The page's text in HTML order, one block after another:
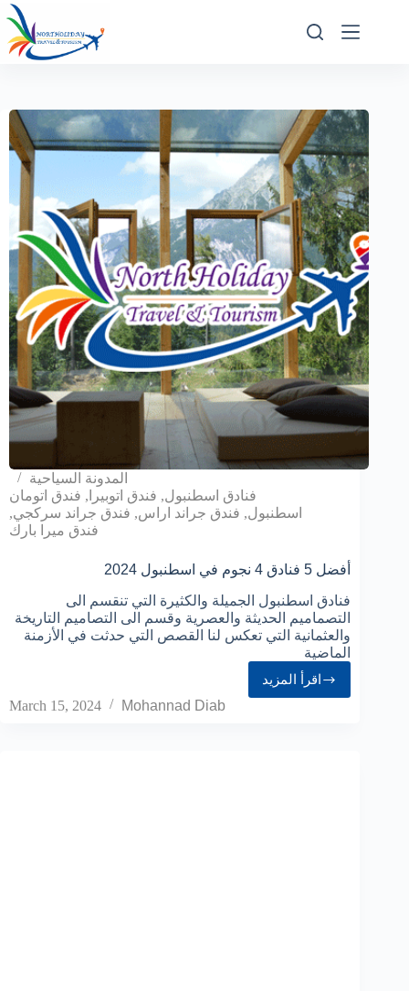
المدونة السياحية
فنادق اسطنبول, فندق اتوبيرا , فندق اتومان
اسطنبول, فندق جراند اراس, فندق جراند سركجي,
فندق ميرا بارك
أفضل 5 فنادق 4 نجوم في اسطنبول 2024
فنادق اسطنبول الجميلة والكثيرة التي تنقسم الى
التصماميم الحديثة والعصرية وقسم الى التصاميم التاريخة
والعثمانية التي تعكس لنا القصص التي حدثت في الأزمنة
الماضية
اقرأ المزيد
Mohannad Diab
March 15, 2024